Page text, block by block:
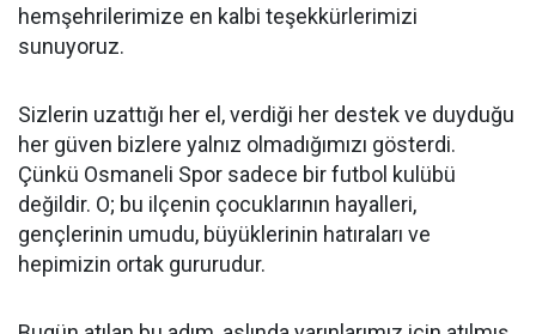
hemşehrilerimize en kalbi teşekkürlerimizi
sunuyoruz.
Sizlerin uzattığı her el, verdiği her destek ve duyduğu
her güven bizlere yalnız olmadığımızı gösterdi.
Çünkü Osmaneli Spor sadece bir futbol kulübü
değildir. O; bu ilçenin çocuklarının hayalleri,
gençlerinin umudu, büyüklerinin hatıraları ve
hepimizin ortak gururudur.